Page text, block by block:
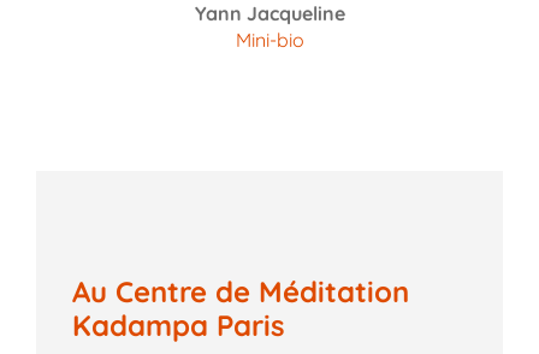
Yann Jacqueline
Mini-bio
Au Centre de Méditation
Kadampa Paris